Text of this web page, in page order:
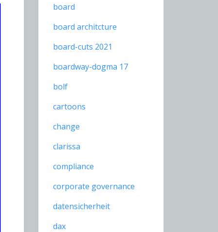
board
board architcture
board-cuts 2021
boardway-dogma 17
bolf
cartoons
change
clarissa
compliance
corporate governance
datensicherheit
dax